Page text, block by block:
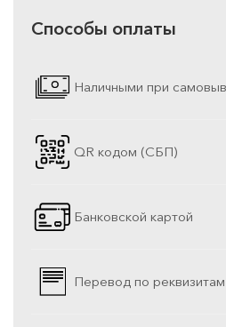
Способы оплаты
Наличными при
QR кодом (СБП)
Банковской картой
Перевод по